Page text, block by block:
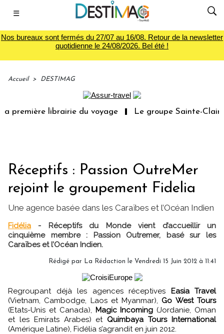
☰
Nos bureaux sont fermés du 27/07 au 16/08. Retour de la newsletter
quotidienne le 24/08/2026. Bel été !
Accueil > DESTIMAG
librairie du voyage Le groupe Sainte-Claire
Réceptifs : Passion OutreMer
rejoint le groupement Fidelia
Une agence basée dans les Caraïbes et l’Océan Indien
Fidélia - Réceptifs du Monde vient d’accueillir un
cinquième membre : Passion Outremer, basé sur les
Caraïbes et l’Océan Indien.
Rédigé par La Rédaction le Vendredi 15 Juin 2012 à 11:41
Regroupant déjà les agences réceptives Easia Travel
(Vietnam, Cambodge, Laos et Myanmar), Go West Tours
(Etats-Unis et Canada), Magic Incoming (Jordanie, Oman
et les Emirats Arabes) et Quimbaya Tours International
(Amérique Latine), Fidélia s’agrandit en juin 2012.